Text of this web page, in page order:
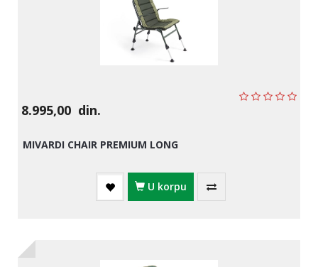
8.995,00 din.
MIVARDI CHAIR PREMIUM LONG
U korpu